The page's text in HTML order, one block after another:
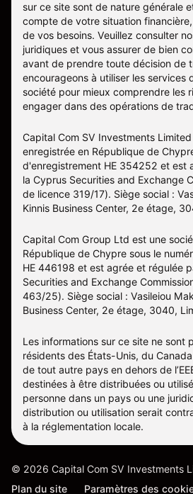
sur ce site sont de nature générale
compte de votre situation
de vos besoins. Veuillez consulter
juridiques et vous assurer de bien
avant de prendre toute décision de
encourageons à utiliser les services
société pour mieux comprendre les
engager dans des opérations de
Capital Com SV Investments
enregistrée en République de
d'enregistrement HE 354252 et est
la Cyprus Securities and Exchange
de licence 319/17). Siège social :
Kinnis Business Center, 2e étage,
Capital Com Group Ltd est une
République de Chypre sous le
ΗΕ 446198 et est agrée et régulée
Securities and Exchange
463/25). Siège social : Vasileiou
Business Center, 2e étage, 3040,
Les informations sur ce site ne sont
résidents des États-Unis, du
de tout autre pays en dehors de
destinées à être distribuées ou
personne dans un pays ou une
distribution ou utilisation serait
à la réglementation locale.
© 2026 Capital Com SV Investments
Plan du site
Paramètres des